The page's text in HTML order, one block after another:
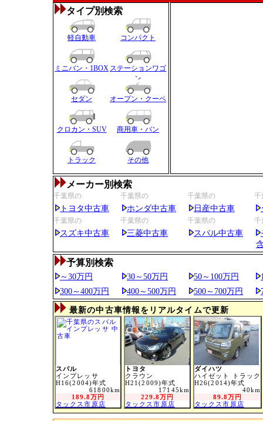
タイプ別検索
軽自動車 コンパクト
ミニバン・1BOX ステーションワゴ
ン
セダン オープン・クーペ
クロカン・SUV 商用車・バン
トラック その他
メーカー別検索
千葉県の
トヨタ中古車
千葉県の
ホンダ中古車
千葉県の
日産中古車
千
千葉県の
スズキ中古車
千葉県の
三菱中古車
千葉県の
スバル中古車
千
予算別検索
～30万円 30～50万円 50～100万円
300～400万円
400～500万円 500～700万円
最新の中古車情報をリアルタイムで更新
スバル
インプレッサ
H16(2004)年式
61800km
189.8万円
タックス市原店
トヨタ
クラウン
H21(2009)年式
17145km
229.8万円
タックス市原店
ダイハツ
ハイゼット トラック
H26(2014)年式
40km
89.8万円
タックス市原店